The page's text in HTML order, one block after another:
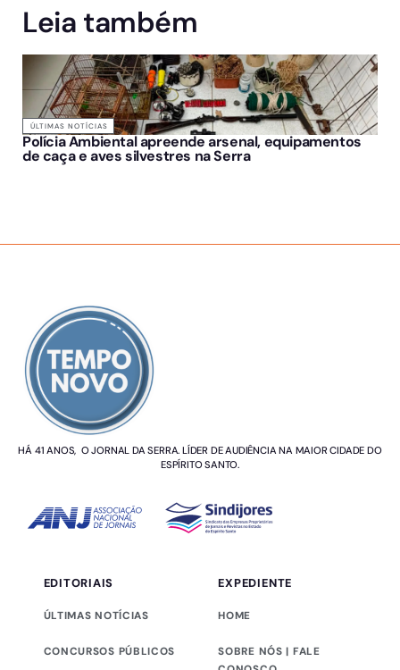
Leia também
ÚLTIMAS NOTÍCIAS
Polícia Ambiental apreende arsenal, equipamentos
de caça e aves silvestres na Serra
HÁ 41 ANOS, O JORNAL DA SERRA. LÍDER DE AUDIÊNCIA NA MAIOR CIDADE DO
ESPÍRITO SANTO.
EDITORIAIS
ÚLTIMAS NOTÍCIAS
CONCURSOS PÚBLICOS
EXPEDIENTE
HOME
SOBRE NÓS | FALE